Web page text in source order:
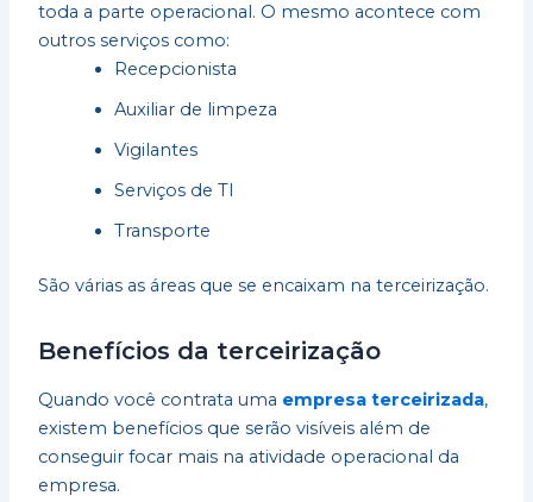
toda a parte operacional. O mesmo acontece com
outros serviços como:
Recepcionista
Auxiliar de limpeza
Vigilantes
Serviços de TI
Transporte
São várias as áreas que se encaixam na terceirização.
Benefícios da terceirização
Quando você contrata uma empresa terceirizada,
existem benefícios que serão visíveis além de
conseguir focar mais na atividade operacional da
empresa.